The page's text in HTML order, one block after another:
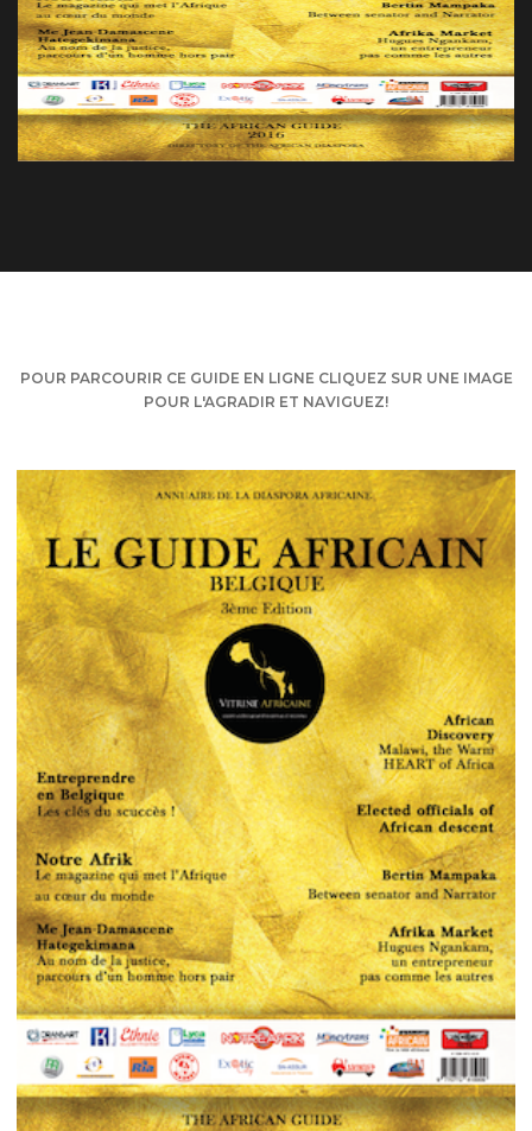
POUR PARCOURIR CE GUIDE EN LIGNE CLIQUEZ SUR UNE IMAGE
POUR L'AGRADIR ET NAVIGUEZ!